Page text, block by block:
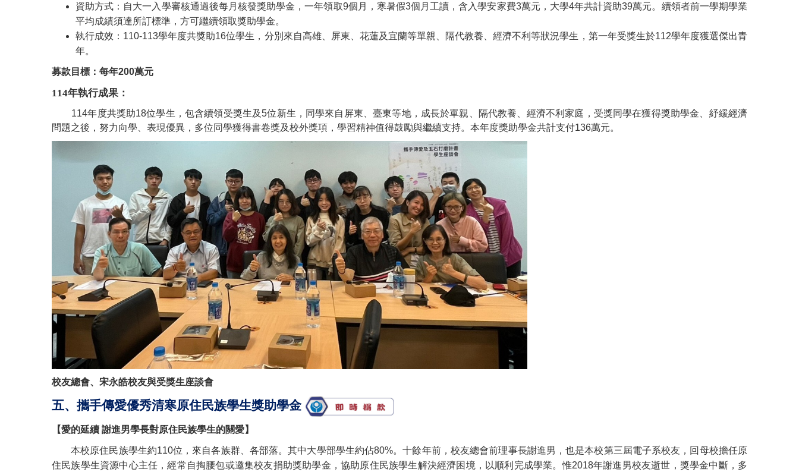
資助方式：自大一入學審核通過後每月核發獎助學金，一年領取9個月，寒暑假3個月工讀，含入學安家費3萬元，大學4年共計資助39萬元。續領者前一學期學業
平均成績須達所訂標準，方可繼續領取獎助學金。
執行成效：110-113學年度共獎助16位學生，分別來自高雄、屏東、花蓮及宜蘭等單親、隔代教養、經濟不利等狀況學生，第一年受獎生於112學年度獲選傑出青
年。
募款目標：每年200萬元
114年執行成果：
114年度共獎助18位學生，包含續領受獎生及5位新生，同學來自屏東、臺東等地，成長於單親、隔代教養、經濟不利家庭，受獎同學在獲得獎助學金、紓緩經濟
問題之後，努力向學、表現優異，多位同學獲得書卷獎及校外獎項，學習精神值得鼓勵與繼續支持。本年度獎助學金共計支付136萬元。
校友總會、宋永皓校友與受獎生座談會
五、攜手傳愛優秀清寒原住民族學生獎助學金
【愛的延續 謝進男學長對原住民族學生的關愛】
本校原住民族學生約110位，來自各族群、各部落。其中大學部學生約佔80%。十餘年前，校友總會前理事長謝進男，也是本校第三屆電子系校友，回母校擔任原
住民族學生資源中心主任，經常自掏腰包或邀集校友捐助獎助學金，協助原住民族學生解決經濟困境，以順利完成學業。惟2018年謝進男校友逝世，獎學金中斷，多